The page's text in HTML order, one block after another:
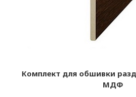
Комплект для обшивки
МДФ